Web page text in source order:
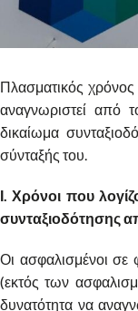
Πλασματικός
αναγνωριστεί από
δικαίωμα
σύνταξής του.
Ι. Χρόνοι που
συνταξιοδότησης
Οι ασφαλισμένοι σε
(εκτός των
δυνατότητα να